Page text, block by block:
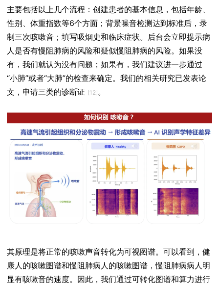
主要包括以上几个流程：创建患者的基本信息，包括年龄、
性别、体重指数等6个方面；背景噪音检测达到标准后，录
制三次咳嗽音；填写吸烟史和临床症状。后台会立即提示病
人是否有慢阻肺病的风险和疑似慢阻肺病的风险。如果没
有，我们就认为没有问题；如果有，我们建议进一步通过
“小肺”或者“大肺”的检查来确定。我们的相关研究已发表论
文，申请三类的诊断证 [12] 。
其原理是将正常的咳嗽声音转化为可视图谱。可以看到，健
康人的咳嗽图谱和慢阻肺病人的咳嗽图谱，慢阻肺病病人明
显有咳嗽音的速度。因此，我们通过可转化图谱和算力进行